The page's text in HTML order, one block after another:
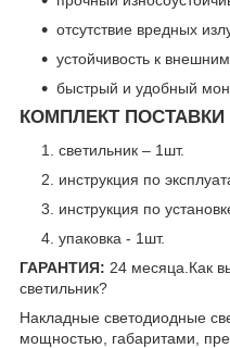
отсутствие вредных
устойчивость к
быстрый и удобный
КОМПЛЕКТ ПОСТАВКИ
светильник – 1шт.
инструкция по
инструкция по
упаковка - 1шт.
ГАРАНТИЯ: 24 месяца. Как
светильник?
Накладные светодиодные
мощностью, габаритами,